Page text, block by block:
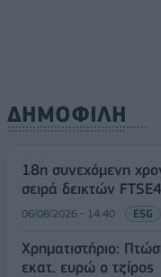
ΔΗΜΟΦΙΛΗ
18η συνεχόμενη
σειρά δεικτών
06/08/2026 - 14:40 ESG
Χρηματιστήριο:
εκατ. ευρώ ο τζίρος